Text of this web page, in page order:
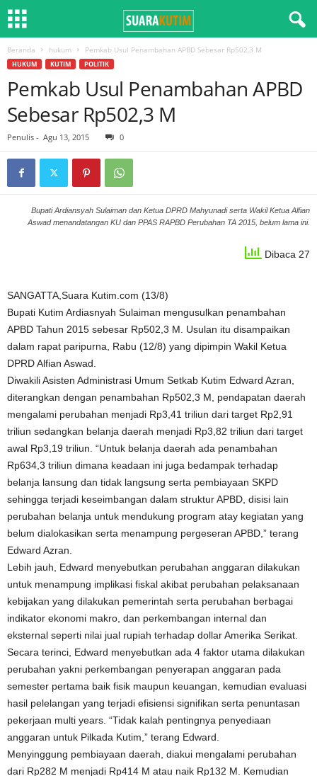
Beranda hukum Pemkab Usul Penambahan APBD Sebesar Rp502,3 M
HUKUM KUTIM POLITIK
Pemkab Usul Penambahan APBD
Sebesar Rp502,3 M
Penulis - Agu 13, 2015 0
Bupati Ardiansyah Sulaiman dan Ketua DPRD Mahyunadi serta Wakil Ketua Alfian
Aswad menandatangan KU dan PPAS RAPBD Perubahan TA 2015, belum lama ini.
Dibaca 27
SANGATTA,Suara Kutim.com (13/8)
Bupati Kutim Ardiasnyah Sulaiman mengusulkan penambahan
APBD Tahun 2015 sebesar Rp502,3 M. Usulan itu disampaikan
dalam rapat paripurna, Rabu (12/8) yang dipimpin Wakil Ketua
DPRD Alfian Aswad.
Diwakili Asisten Administrasi Umum Setkab Kutim Edward Azran,
diterangkan dengan penambahan Rp502,3 M, pendapatan daerah
mengalami perubahan menjadi Rp3,41 triliun dari target Rp2,91
triliun sedangkan belanja daerah menjadi Rp3,82 triliun dari target
awal Rp3,19 triliun. “Untuk belanja daerah ada penambahan
Rp634,3 triliun dimana keadaan ini juga bedampak terhadap
belanja lansung dan tidak langsung serta pembiayaan SKPD
sehingga terjadi keseimbangan dalam struktur APBD, disisi lain
perubahan belanja untuk mendukung program atay kegiatan yang
belum dialokasikan serta menampung pergeseran APBD,” terang
Edward Azran.
Lebih jauh, Edward menyebutkan perubahan anggaran dilakukan
untuk menampung implikasi fiskal akibat perubahan pelaksanaan
kebijakan yang dilakukan pemerintah serta perubahan berbagai
indikator ekonomi makro, dan perkembangan internal dan
eksternal seperti nilai jual rupiah terhadap dollar Amerika Serikat.
Secara terinci, Edward menyebutkan ada 4 faktor utama dilakukan
perubahan yakni perkembangan penyerapan anggaran pada
semester pertama baik fisik maupun keuangan, kemudian evaluasi
hasil pelelangan yang terjadi efisiensi signifikan serta penuntasan
pekerjaan multi years. “Tidak kalah pentingnya penyediaan
anggaran untuk Pilkada Kutim,” terang Edward.
Menyinggung pembiayaan daerah, diakui mengalami perubahan
dari Rp282 M menjadi Rp414 M atau naik Rp132 M. Kemudian